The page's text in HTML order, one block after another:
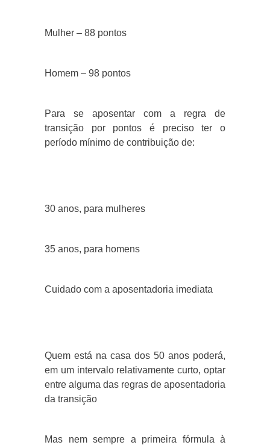
Mulher – 88 pontos
Homem – 98 pontos
Para se aposentar com a regra de
transição por pontos é preciso ter o
período mínimo de contribuição de:
30 anos, para mulheres
35 anos, para homens
Cuidado com a aposentadoria imediata
Quem está na casa dos 50 anos poderá,
em um intervalo relativamente curto, optar
entre alguma das regras de aposentadoria
da transição
Mas nem sempre a primeira fórmula à